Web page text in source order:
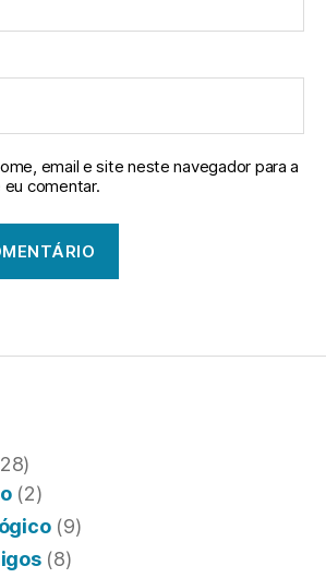
email e site neste navegador para a
comentar.
(2)
(9)
(8)